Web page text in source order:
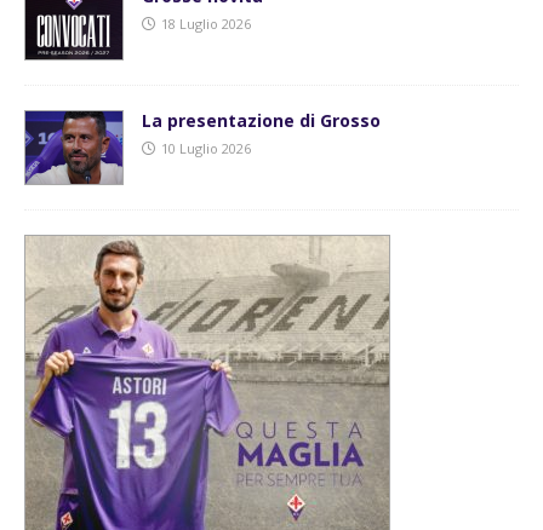
18 Luglio 2026
La presentazione di Grosso
10 Luglio 2026